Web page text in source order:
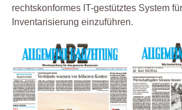
rechtskonformes IT-gestütztes System
Inventarisierung einzuführen.